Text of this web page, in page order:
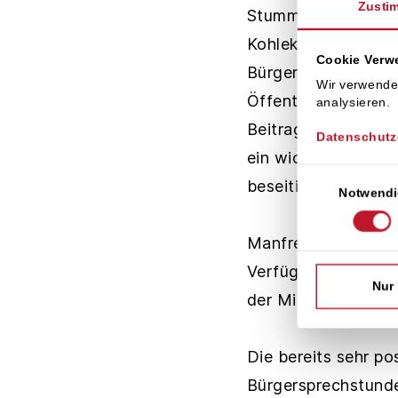
Cookie
Wir
analysieren.
Nur
Stummhafen mit
Kohlekraftwerk
Öffentlichkeit. Die
Beitrag zum
ein wichtiger
beseitigen.
Manfred
Verfügung stehen.
der Microca,
Die bereits sehr